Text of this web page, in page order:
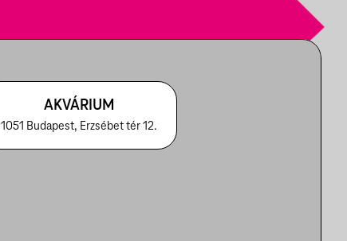
AKVÁRIUM
1051 Budapest, Erzsébet tér 12.